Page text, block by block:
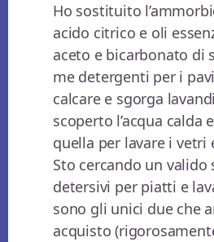
Ho sostituito
acido citrico e oli
aceto e bicarbonato di
me detergenti per i
calcare e sgorga
scoperto l’acqua calda
quella per lavare i vetri
Sto cercando un
detersivi per piatti e
sono gli unici due che
acquisto